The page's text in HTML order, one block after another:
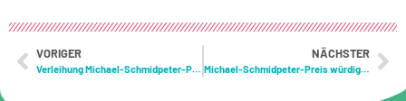
VORIGER
Verleihung Michael-Schmidpeter-Preis
NÄCHSTER
Michael-Schmidpeter-Preis würdigt queersensible Jugendarbeit